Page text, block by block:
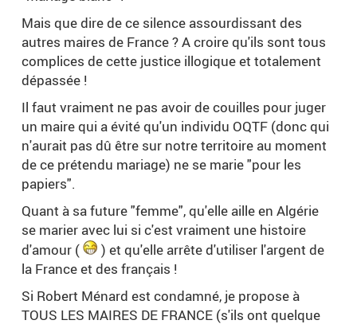
Mais que dire de ce silence assourdissant des
autres maires de France ? A croire qu'ils sont tous
complices de cette justice illogique et totalement
dépassée !
Il faut vraiment ne pas avoir de couilles pour juger
un maire qui a évité qu'un individu OQTF (donc qui
n'aurait pas dû être sur notre territoire au moment
de ce prétendu mariage) ne se marie "pour les
papiers".
Quant à sa future "femme", qu'elle aille en Algérie
se marier avec lui si c'est vraiment une histoire
d'amour (
) et qu'elle arrête d'utiliser l'argent de
la France et des français !
Si Robert Ménard est condamné, je propose à
TOUS LES MAIRES DE FRANCE (s'ils ont quelque